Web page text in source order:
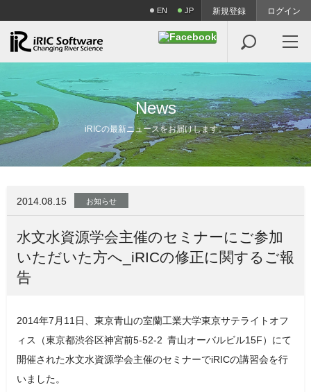
EN JP 新規登録 ログイン

News
iRICの最新ニュースをお届けします。
2014.08.15 お知らせ
水文水資源学会主催のセミナーにご参加
いただいた方へ_iRICの修正に関するご報
告
2014年7月11日、東京青山の室蘭工業大学東京サテライトオフ
ィス（東京都渋谷区神宮前5-52-2 青山オーバルビル15F）にて
開催された水文水資源学会主催のセミナーでiRICの講習会を行
いました。